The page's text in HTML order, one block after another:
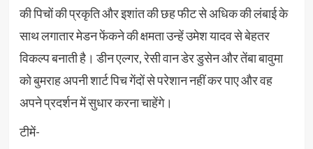
की पिचों की प्रकृति और इशांत की छह फीट से अधिक की लंबाई के
साथ लगातार मेडन फेंकने की क्षमता उन्हें उमेश यादव से बेहतर
विकल्प बनाती है। डीन एल्गर, रेसी वान डेर डुसेन और तेंबा बावुमा
को बुमराह अपनी शार्ट पिच गेंदों से परेशान नहीं कर पाए और वह
अपने प्रदर्शन में सुधार करना चाहेंगे।
टीमें-